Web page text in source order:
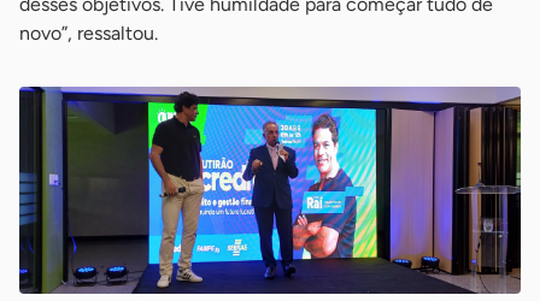
novo”, ressaltou.